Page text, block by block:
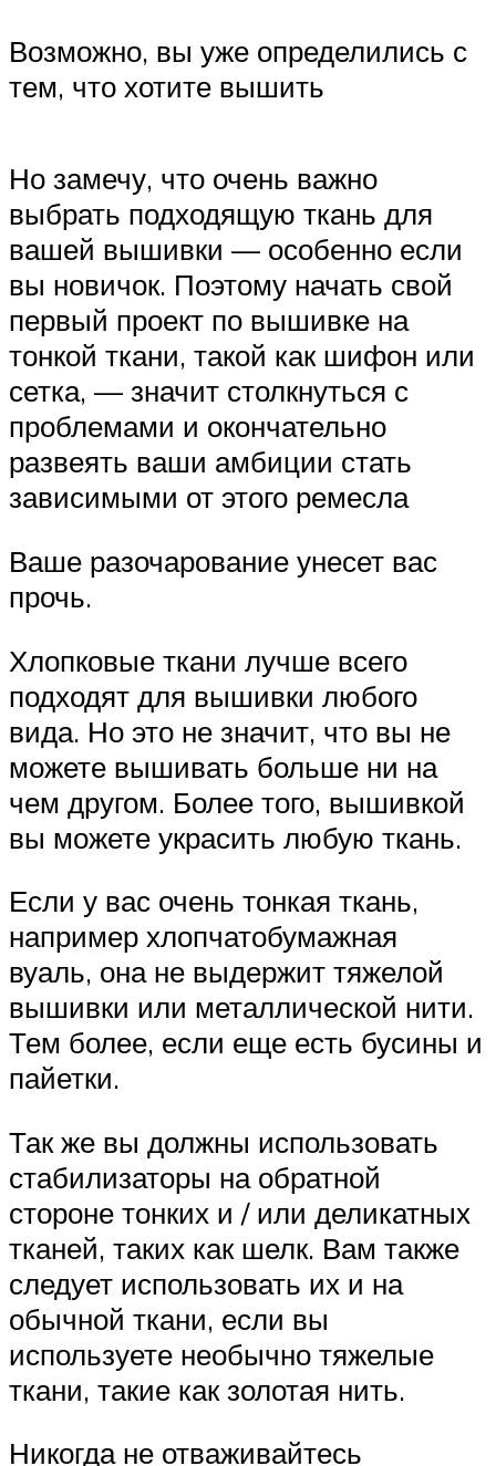
Возможно, вы уже определились с
тем, что хотите вышить
Но замечу, что очень важно
выбрать подходящую ткань для
вашей вышивки — особенно если
вы новичок. Поэтому начать свой
первый проект по вышивке на
тонкой ткани, такой как шифон или
сетка, — значит столкнуться с
проблемами и окончательно
развеять ваши амбиции стать
зависимыми от этого ремесла
Ваше разочарование унесет вас
прочь.
Хлопковые ткани лучше всего
подходят для вышивки любого
вида. Но это не значит, что вы не
можете вышивать больше ни на
чем другом. Более того, вышивкой
вы можете украсить любую ткань.
Если у вас очень тонкая ткань,
например хлопчатобумажная
вуаль, она не выдержит тяжелой
вышивки или металлической нити.
Тем более, если еще есть бусины и
пайетки.
Так же вы должны использовать
стабилизаторы на обратной
стороне тонких и / или деликатных
тканей, таких как шелк. Вам также
следует использовать их и на
обычной ткани, если вы
используете необычно тяжелые
ткани, такие как золотая нить.
Никогда не отваживайтесь